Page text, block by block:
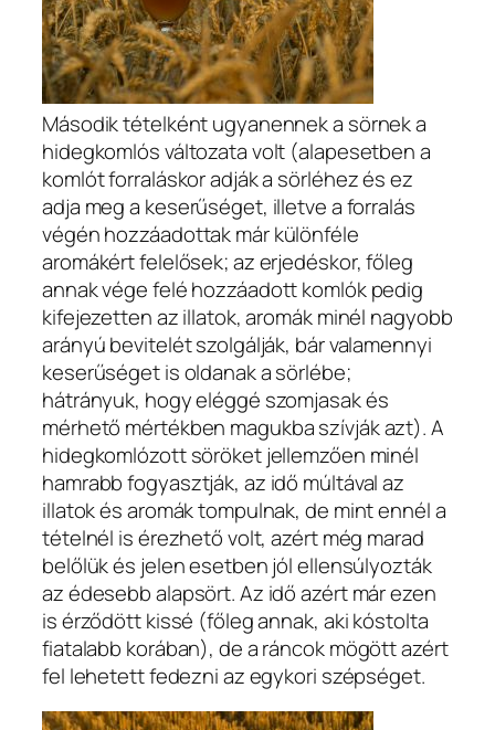
Második tételként ugyanennek a sörnek a
hidegkomlós változata volt (alapesetben a
komlót forraláskor adják a sörléhez és ez
adja meg a keserűséget, illetve a forralás
végén hozzáadottak már különféle
aromákért felelősek; az erjedéskor, főleg
annak vége felé hozzáadott komlók pedig
kifejezetten az illatok, aromák minél nagyobb
arányú bevitelét szolgálják, bár valamennyi
keserűséget is oldanak a sörlébe;
hátrányuk, hogy eléggé szomjasak és
mérhető mértékben magukba szívják azt). A
hidegkomlózott söröket jellemzően minél
hamrabb fogyasztják, az idő múltával az
illatok és aromák tompulnak, de mint ennél a
tételnél is érezhető volt, azért még marad
belőlük és jelen esetben jól ellensúlyozták
az édesebb alapsört. Az idő azért már ezen
is érződött kissé (főleg annak, aki kóstolta
fiatalabb korában), de a ráncok mögött azért
fel lehetett fedezni az egykori szépséget.